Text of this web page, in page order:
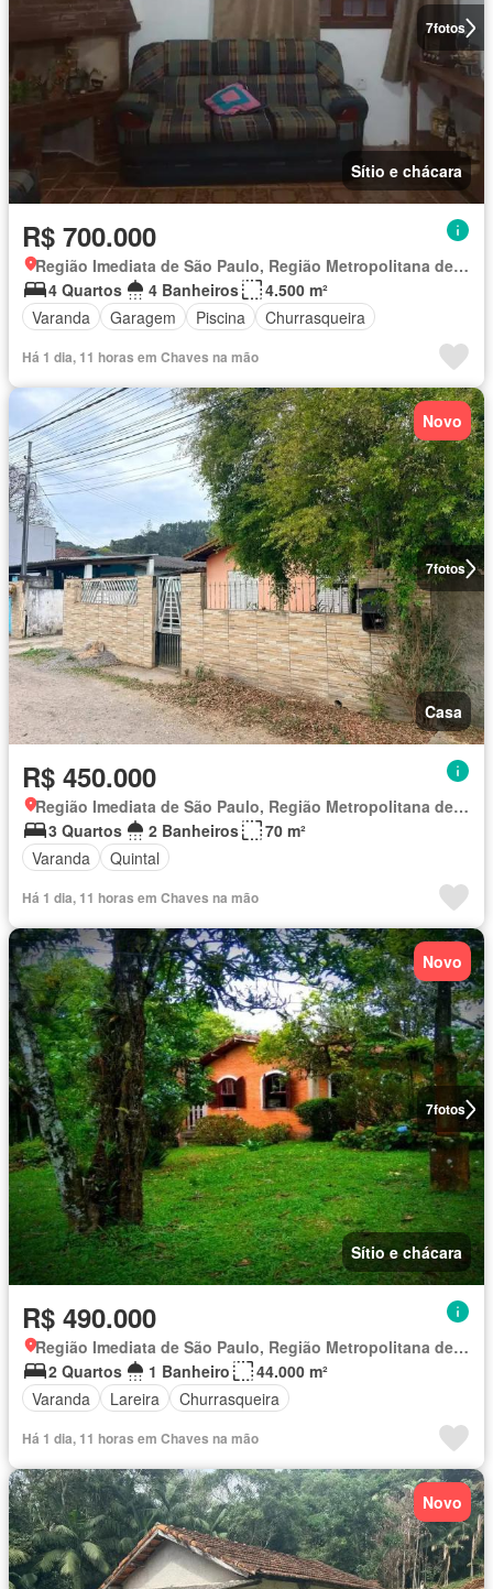
7fotos
Sítio e chácara
R$ 700.000
Região Imediata de São Paulo, Região Metropolitana de São Paulo
4 Quartos
4 Banheiros
4.500 m²
Varanda
Garagem Piscina Churrasqueira
Há 1 dia, 11 horas em Chaves na mão
7fotos
Novo
Casa
R$ 450.000
Região Imediata de São Paulo, Região Metropolitana de São Paulo
3 Quartos
2 Banheiros
70 m²
Varanda
Quintal
Há 1 dia, 11 horas em Chaves na mão
7fotos
Novo
Sítio e chácara
R$ 490.000
Região Imediata de São Paulo, Região Metropolitana de São Paulo
2 Quartos
1 Banheiro
44.000 m²
Varanda
Lareira Churrasqueira
Há 1 dia, 11 horas em Chaves na mão
Novo